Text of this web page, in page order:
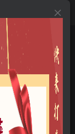
村 正文
关注 私信